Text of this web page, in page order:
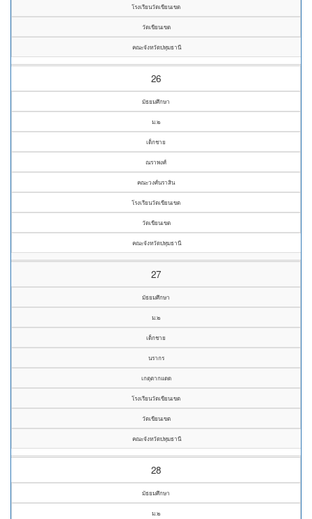
โรงเรียนวัดเขียนเขต
วัดเขียนเขต
คณะจังหวัดปทุมธานี
26
มัธยมศึกษา
ม.๒
เด็กชาย
ณราพงศ์
คณะวงศ์นราสิน
โรงเรียนวัดเขียนเขต
วัดเขียนเขต
คณะจังหวัดปทุมธานี
27
มัธยมศึกษา
ม.๒
เด็กชาย
นรากร
เกตุตากแดด
โรงเรียนวัดเขียนเขต
วัดเขียนเขต
คณะจังหวัดปทุมธานี
28
มัธยมศึกษา
ม.๒